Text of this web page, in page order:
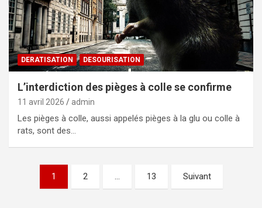
DERATISATION DESOURISATION
L’interdiction des pièges à colle se confirme
11 avril 2026 admin
Les pièges à colle, aussi appelés pièges à la glu ou colle à
rats, sont des…
Pagination
1 2 … 13 Suivant